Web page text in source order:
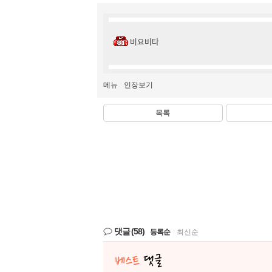
비요비타
메뉴 인장보기
목록
댓글(58) 등록순 최신순